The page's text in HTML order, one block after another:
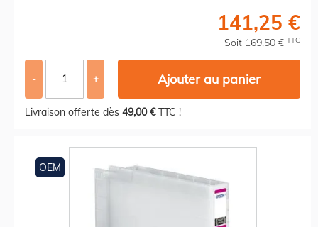
141,25 €
Soit 169,50 € TTC
- + Ajouter au panier
Livraison offerte dès 49,00 €TTC !
OEM